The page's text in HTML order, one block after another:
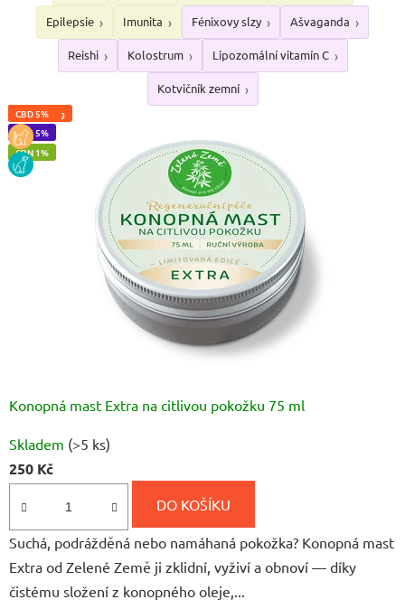
Epilepsie Imunita Fénixovy slzy Ašvaganda
Reishi Kolostrum Lipozomální vitamín C
Kotvičník zemní
Konopná mast Extra na citlivou pokožku 75 ml
hodnocení
produktu
5,0
z
5
hvězdiček.
Skladem (>5 ks)
250 Kč
DO KOŠÍKU
Suchá, podrážděná nebo namáhaná pokožka? Konopná mast
Extra od Zelené Země ji zklidní, vyživí a obnoví — díky
čistému složení z konopného oleje,...
CBD 10%
CBG 5%
CBN 1%
CBD 600mg
VEGAN
CBD 10%
CBD 5%
KOCKA
PES